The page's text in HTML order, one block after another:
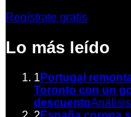
Regístrate gratis
Lo más leído
1 Portugal
Toronto con un
descuentoAnálisis